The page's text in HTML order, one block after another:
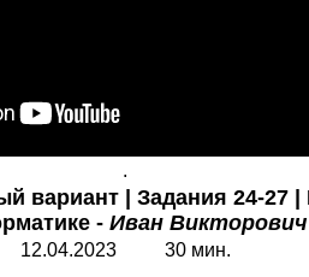
.
вариант | Задания 24-27 |
- Иван Викторович
12.04.2023 30 мин.